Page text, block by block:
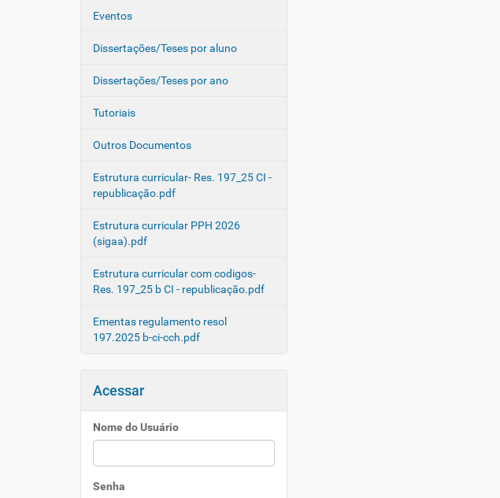
Eventos
Dissertações/Teses por aluno
Dissertações/Teses por ano
Tutoriais
Outros Documentos
Estrutura curricular- Res. 197_25 CI -
republicação.pdf
Estrutura curricular PPH 2026
(sigaa).pdf
Estrutura curricular com codigos-
Res. 197_25 b CI - republicação.pdf
Ementas regulamento resol
197.2025 b-ci-cch.pdf
Acessar
Nome do Usuário
Senha